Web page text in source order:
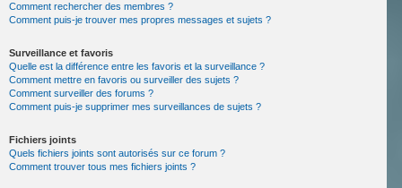
Comment rechercher des membres ?
Comment puis-je trouver mes propres messages et sujets ?
Surveillance et favoris
Quelle est la différence entre les favoris et la surveillance ?
Comment mettre en favoris ou surveiller des sujets ?
Comment surveiller des forums ?
Comment puis-je supprimer mes surveillances de sujets ?
Fichiers joints
Quels fichiers joints sont autorisés sur ce forum ?
Comment trouver tous mes fichiers joints ?